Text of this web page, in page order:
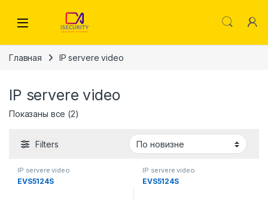
Главная IP servere video
IP servere video
Показаны все (2)
Filters
IP servere video
EVS5124S
IP servere video
EVS5124S